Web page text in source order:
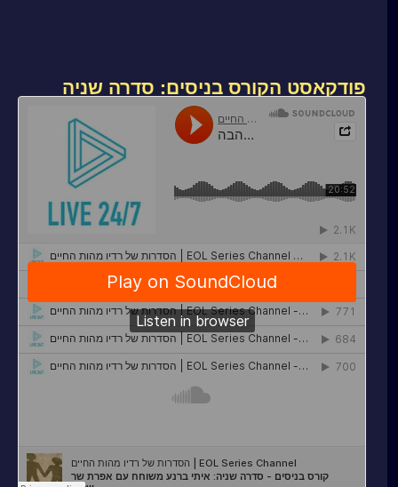
פודקאסט הקורס בניסים: סדרה שניה